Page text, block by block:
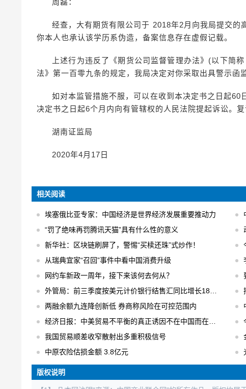
周磊：
经查，大有期货有限公司于 2018年2月向我局提交的
你本人也承认该学历系伪造，备案信息存在虚假记载。
上述行为违反了《期货公司监督管理办法》(以下简
法》第一百零九条的规定，我局决定对你采取出具警示函
如对本监管措施不服，可以在收到本决定书之日起
决定书之日起6个月内向有管辖权的人民法院提起诉讼。
湖南证监局
2020年4月17日
相关阅读
埃塞俄比亚专家：中国经济是世界经济发展重要推动力
“罚了绝味再罚腾讯天猫”具有什么性的意义
新华社：区块链刷屏了，警惕“买椟还珠”式炒作！
从瑞典宜家“召回”事件中看中国消费升级
网约车新政一周年，接下来该何去何从？
外管局：前三季度按美元计价银行结售汇同比增长18% 结售汇逆差下降75%
两融余额九连降创新低 券商称风险在可控范围内
经济日报：中美贸易不平衡的真正诱因不在中国而在美国
我国贸易顺差收窄散射出多重积极信号
中原农险估损金额 3.8亿元
版权说明